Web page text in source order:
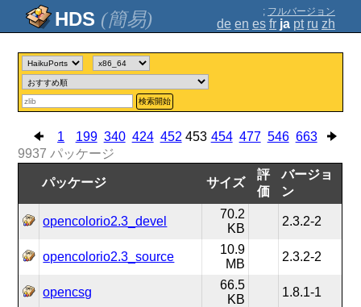
(簡易) ; フルバージョン
de en es fr ja pt ru zh
検索開始
1 199 340 424 452 453 454 477 546 663
9937 パッケージ
パッケージ サイズ
評
価
バージョ
ン
opencolorio2.3_devel
70.2
KB
2.3.2-2
opencolorio2.3_source
10.9
MB
2.3.2-2
opencsg
66.5
KB
1.8.1-1